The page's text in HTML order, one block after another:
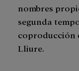
nombres
segunda
coproducción
Lliure.